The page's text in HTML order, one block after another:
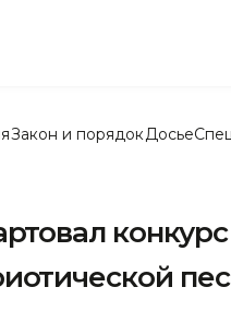
Закон и порядок Досье